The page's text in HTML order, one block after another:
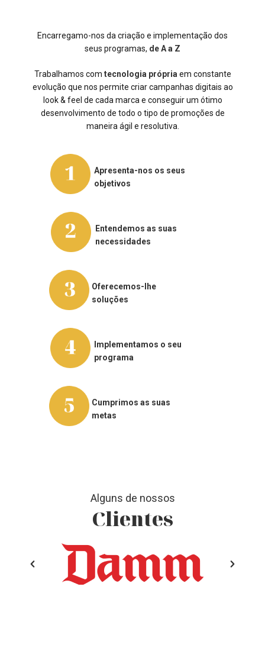
Encarregamo-nos da criação e implementação dos
seus programas, de A a Z
Trabalhamos com tecnologia própriaem constante
evolução que nos permite criar campanhas digitais ao
look & feel de cada marca e conseguir um ótimo
desenvolvimento de todo o tipo de promoções de
maneira ágil e resolutiva.
Apresenta-nos os seus
objetivos
Entendemos as suas
necessidades
Oferecemos-lhe
soluções
Implementamos o seu
programa
Cumprimos as suas
metas
Alguns de nossos
Clientes